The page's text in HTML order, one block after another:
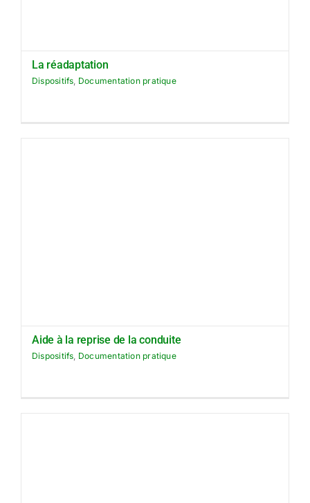
La réadaptation
Dispositifs Documentation pratique
Aide à la reprise de la conduite
Dispositifs Documentation pratique